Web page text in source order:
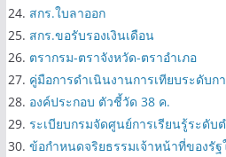
สกร.ใบลาออก
สกร.ขอรับรองเงินเดือน
ตรากรม-ตราจังหวัด-ตราอำเภอ
คู่มือการดำเนินงานการเทียบระดับก
องค์ประกอบ ตัวชี้วัด 38 ค.
ระเบียบกรมจัดศูนย์การเรียนรู้ระดับ
ข้อกำหนดจริยธรรมเจ้าหน้าที่ของรัฐ